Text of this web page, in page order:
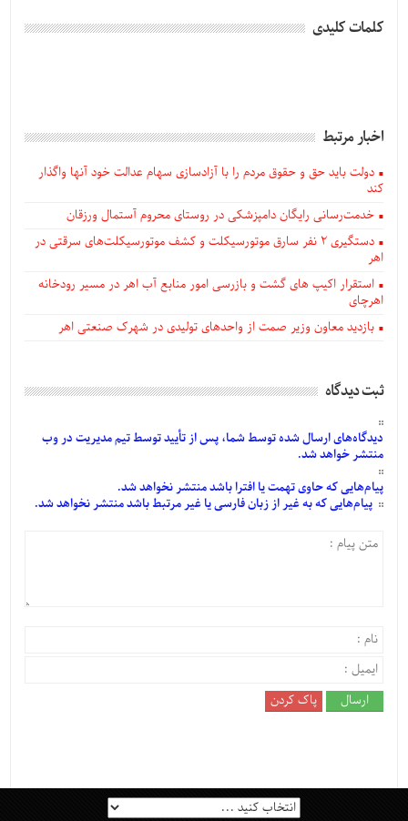
کلمات کلیدی
اخبار مرتبط
دولت باید حق و حقوق مردم را با آزادسازی سهام عدالت خود آنها واگذار
کند
خدمت‌رسانی رایگان دامپزشکی در روستای محروم آستمال ورزقان
دستگيری ۲ نفر سارق موتورسیکلت و کشف موتورسیکلت‌های سرقتی در
اهر
استقرار اکیپ های گشت و بازرسی امور منابع آب اهر در مسیر رودخانه
اهرچای
بازدید معاون وزیر صمت از واحدهای تولیدی در شهرک صنعتی اهر
ثبت دیدگاه
دیدگاه‌هایارسالشدهتوسط شما، پس ازتأییدتوسط تیم مدیریت در وب
منتشر خواهد شد.
پیام‌هاییکه حاوی تهمت یا افترا باشد منتشر نخواهد شد.
پیام‌هاییکه به غیر از زبان فارسی یا غیر مرتبط باشد منتشر نخواهد شد.